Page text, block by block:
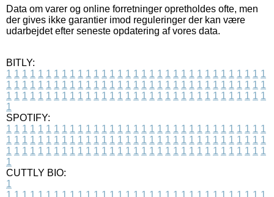
Data om varer og online forretninger opretholdes ofte, men
der gives ikke garantier imod reguleringer der kan være
udarbejdet efter seneste opdatering af vores data.
BITLY:
1 1 1 1 1 1 1 1 1 1 1 1 1 1 1 1 1 1 1 1 1 1 1 1 1 1 1 1 1 1 1 1 1
1 1 1 1 1 1 1 1 1 1 1 1 1 1 1 1 1 1 1 1 1 1 1 1 1 1 1 1 1 1 1 1 1
1 1 1 1 1 1 1 1 1 1 1 1 1 1 1 1 1 1 1 1 1 1 1 1 1 1 1 1 1 1 1 1 1
1
SPOTIFY:
1 1 1 1 1 1 1 1 1 1 1 1 1 1 1 1 1 1 1 1 1 1 1 1 1 1 1 1 1 1 1 1 1
1 1 1 1 1 1 1 1 1 1 1 1 1 1 1 1 1 1 1 1 1 1 1 1 1 1 1 1 1 1 1 1 1
1 1 1 1 1 1 1 1 1 1 1 1 1 1 1 1 1 1 1 1 1 1 1 1 1 1 1 1 1 1 1 1 1
1
CUTTLY BIO:
1
1 1 1 1 1 1 1 1 1 1 1 1 1 1 1 1 1 1 1 1 1 1 1 1 1 1 1 1 1 1 1 1 1